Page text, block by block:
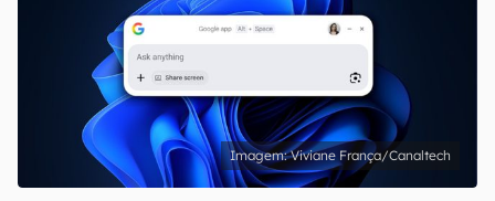
Viviane França/Canaltech